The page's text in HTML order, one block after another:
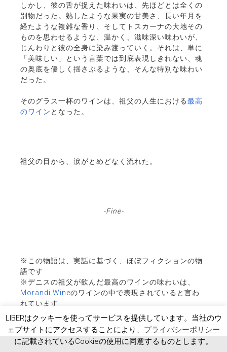
しかし、彼の舌が捉えた味わいは、先ほどとは全くの
別物だった。熟したような果実の甘美さ、長い年月を
経たような複雑な香り、そしてトスカーナの大地その
ものを思わせるような、温かく、滋味深い味わいが、
じんわりと彼の全身に染み渡っていく。それは、単に
「美味しい」という言葉では到底表現しきれない、魂
の奥底を優しく揺さぶるような、そんな特別な味わい
だった。
そのグラス一杯のワインは、祖父の人生における最高
のワイン となった。
祖父の目から、涙がとめどなく流れた。
-Fine-
※この物語は、実話に基づく、ほぼフィクションの物
語です
※デニスの祖父が飲んだ最高のワインの味わいは、
Morandi Wineのワインの中で表現されていると言わ
れています
LIBERはクッキーを使ってサービスを提供しています。当社のウ
ェブサイトにアクセスすることにより、 プライバシーポリシー
に記載されているCookieの使用に同意するものとします。